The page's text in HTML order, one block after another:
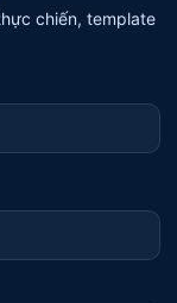
chiến, template